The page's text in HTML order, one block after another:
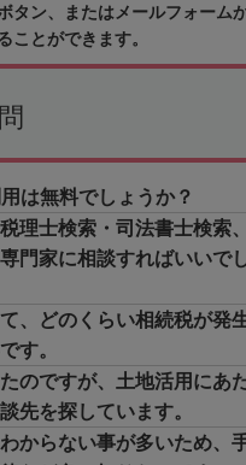
タン、またはメールフォーム
ことができます。
は無料でしょうか？
理士検索・司法書士検索
門家に相談すればいいで
、どのくらい相続税が発
す。
のですが、土地活用にあ
先を探しています。
からない事が多いため、